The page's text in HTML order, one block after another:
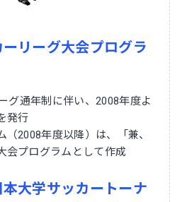
リーグ大会プログラ
グ通年制に伴い、2008年度よ
発行
（2008年度以降）は、「兼、
会プログラムとして作成
大学サッカートーナ